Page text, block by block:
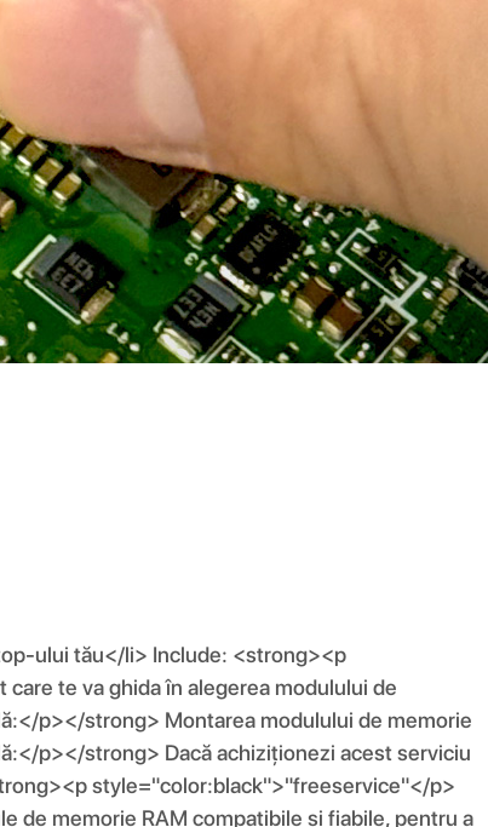
ului tău</li> Include: <strong><p
te va ghida în alegerea modulului de
p></strong> Montarea modulului de memorie
p></strong> Dacă achiziționezi acest serviciu
style="color:black">"freeservice"</p>
de memorie RAM compatibile și fiabile, pentru a